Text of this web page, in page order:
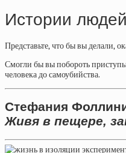
Истории
Представьте, что бы вы делали,
Смогли бы вы побороть
человека до самоубийства.
Стефания
Живя в пещере,